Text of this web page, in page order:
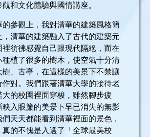
和文化體驗與國情講座。
參觀上，我對清華的建築風格簡
清華的建築融入了古代的建築元
彷彿感覺自己跟現代隔絕，而在
植了很多的樹木，使空氣十分清
樹、古亭，在這樣的美景下不禁讓
作對。我們跟著清華大學的接待老
大的校園裡面穿梭，雖然腳步疲
入眼簾的美景下早已消失的無影
天天都能看到清華裡面的景色，
的不愧是入選了「全球最美校